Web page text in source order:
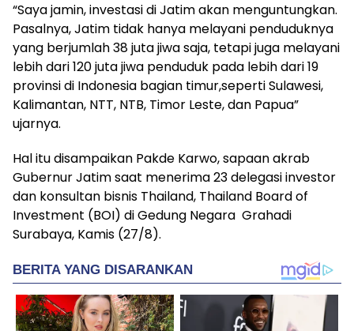
“Saya jamin, investasi di Jatim akan menguntungkan.
Pasalnya, Jatim tidak hanya melayani penduduknya
yang berjumlah 38 juta jiwa saja, tetapi juga melayani
lebih dari 120 juta jiwa penduduk pada lebih dari 19
provinsi di Indonesia bagian timur,seperti Sulawesi,
Kalimantan, NTT, NTB, Timor Leste, dan Papua”
ujarnya.
Hal itu disampaikan Pakde Karwo, sapaan akrab
Gubernur Jatim saat menerima 23 delegasi investor
dan konsultan bisnis Thailand, Thailand Board of
Investment (BOI) di Gedung Negara Grahadi
Surabaya, Kamis (27/8).